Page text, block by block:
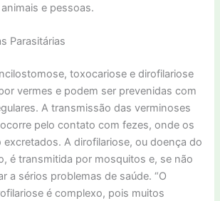
e pessoas.
Parasitárias
toxocariose e dirofilariose
vermes e podem ser prevenidas com
A transmissão das verminoses
pelo contato com fezes, onde os
excretados. A dirofilariose, ou doença do
é transmitida por mosquitos e, se não
a sérios problemas de saúde. “O
é complexo, pois muitos